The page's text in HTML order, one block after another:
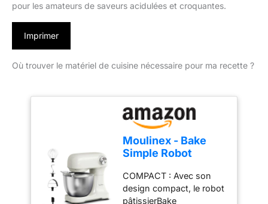
pour les amateurs de saveurs acidulées et croquantes.
Imprimer
Où trouver le matériel de cuisine nécessaire pour ma recette ?
Moulinex - Bake
Simple Robot
fouet, batteur et
crochet
COMPACT : Avec son
design compact, le robot
pâtissierBake